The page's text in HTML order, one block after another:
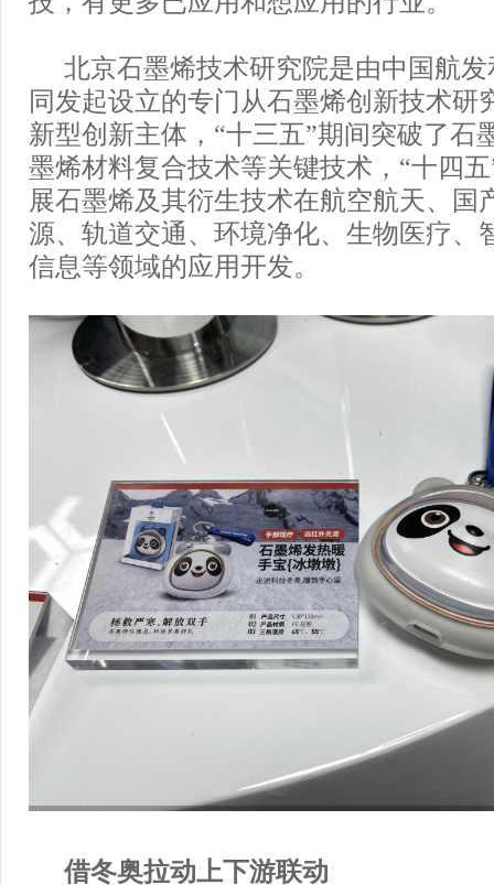
北京石墨烯技术研究院是由中国航
同发起设立的专门从石墨烯创新技术研
新型创新主体，“十三五”期间突破了石
墨烯材料复合技术等关键技术，“十四
展石墨烯及其衍生技术在航空航天、国
源、轨道交通、环境净化、生物医疗、
信息等领域的应用开发。
借冬奥拉动上下游联动